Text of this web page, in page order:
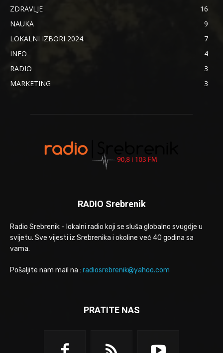
ZDRAVLJE
16
NAUKA
9
LOKALNI IZBORI 2024.
7
INFO
4
RADIO
3
MARKETING
3
RADIO Srebrenik
Radio Srebrenik - lokalni radio koji se sluša globalno svugdje u
svijetu. Sve vijesti iz Srebrenika i okoline već 40 godina sa
vama.
Pošaljite nam mail na : radiosrebrenik@yahoo.com
PRATITE NAS